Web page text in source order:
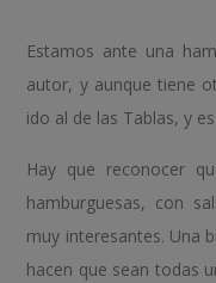
Estamos ante una
autor, y aunque tiene
ido al de las Tablas, y
Hay que reconocer
hamburguesas, con
muy interesantes. Una
hacen que sean todas